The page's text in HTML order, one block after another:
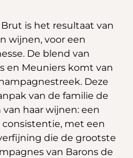
is het resultaat van
wijnen, voor een
De blend van
en Meuniers komt van
Deze
van de familie de
haar wijnen: een
met een
die de grootste
van Barons de